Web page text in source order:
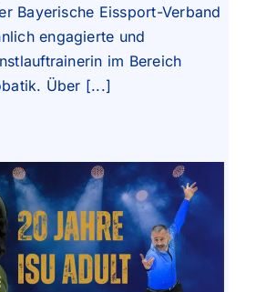
Bayerische Eissport-Verband
engagierte und
im Bereich
Über [...]